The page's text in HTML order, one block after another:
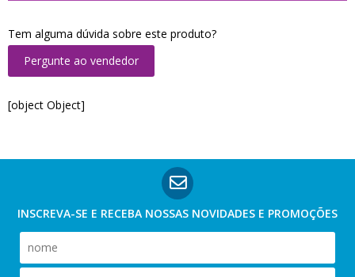
Tem alguma dúvida sobre este produto?
Pergunte ao vendedor
[object Object]
INSCREVA-SE E RECEBA NOSSAS NOVIDADES E PROMOÇÕES